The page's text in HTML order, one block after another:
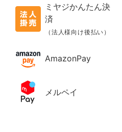
ミヤジかんたん決
済
（法人様向け後払い）
AmazonPay
メルペイ